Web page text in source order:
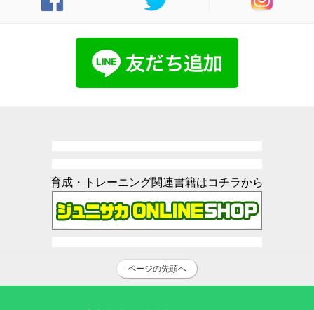
育成・トレーニング関連書籍はコチラから
ページの先頭へ